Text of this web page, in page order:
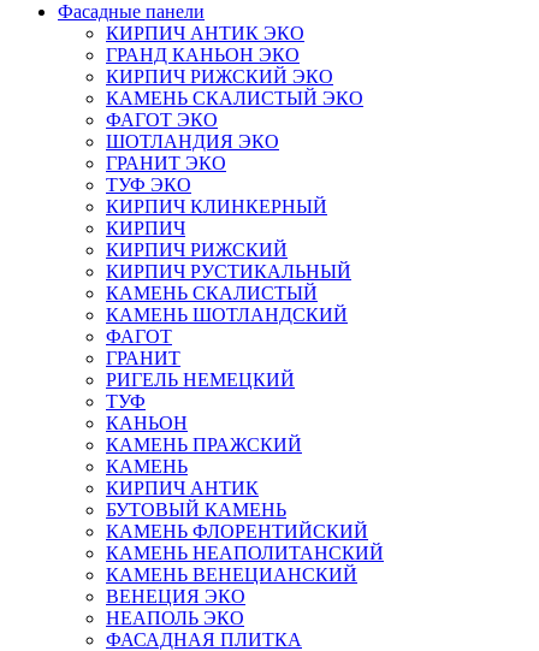
Фасадные панели
КИРПИЧ АНТИК ЭКО
ГРАНД КАНЬОН ЭКО
КИРПИЧ РИЖСКИЙ ЭКО
КАМЕНЬ СКАЛИСТЫЙ ЭКО
ФАГОТ ЭКО
ШОТЛАНДИЯ ЭКО
ГРАНИТ ЭКО
ТУФ ЭКО
КИРПИЧ КЛИНКЕРНЫЙ
КИРПИЧ
КИРПИЧ РИЖСКИЙ
КИРПИЧ РУСТИКАЛЬНЫЙ
КАМЕНЬ СКАЛИСТЫЙ
КАМЕНЬ ШОТЛАНДСКИЙ
ФАГОТ
ГРАНИТ
РИГЕЛЬ НЕМЕЦКИЙ
ТУФ
КАНЬОН
КАМЕНЬ ПРАЖСКИЙ
КАМЕНЬ
КИРПИЧ АНТИК
БУТОВЫЙ КАМЕНЬ
КАМЕНЬ ФЛОРЕНТИЙСКИЙ
КАМЕНЬ НЕАПОЛИТАНСКИЙ
КАМЕНЬ ВЕНЕЦИАНСКИЙ
ВЕНЕЦИЯ ЭКО
НЕАПОЛЬ ЭКО
ФАСАДНАЯ ПЛИТКА